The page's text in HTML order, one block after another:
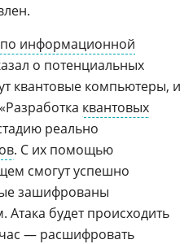
информационной
о потенциальных
квантовые компьютеры, и
квантовых
реально
. С их помощью
смогут успешно
зашифрованы
будет происходить
— расшифровать